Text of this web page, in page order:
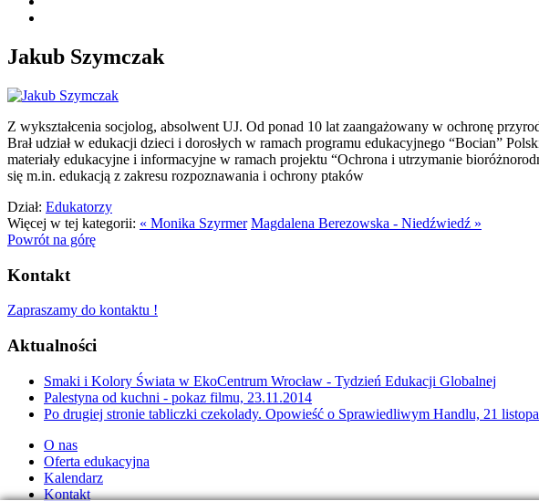
Jakub Szymczak
Z wykształcenia socjolog, absolwent UJ. Od ponad 10 lat zaangażowany w ochronę
Brał udział w edukacji dzieci i dorosłych w ramach programu edukacyjnego “Bocian”
materiały edukacyjne i informacyjne w ramach projektu “Ochrona i utrzymanie
się m.in. edukacją z zakresu rozpoznawania i ochrony ptaków
Dział: Edukatorzy
Więcej w tej kategorii: « Monika Szyrmer Magdalena Berezowska - Niedźwiedź »
Powrót na górę
Kontakt
Zapraszamy do kontaktu !
Aktualności
Smaki i Kolory Świata w EkoCentrum Wrocław - Tydzień Edukacji Globalnej
Palestyna od kuchni - pokaz filmu, 23.11.2014
Po drugiej stronie tabliczki czekolady. Opowieść o Sprawiedliwym Handlu, 21
O nas
Oferta edukacyjna
Kalendarz
Kontakt